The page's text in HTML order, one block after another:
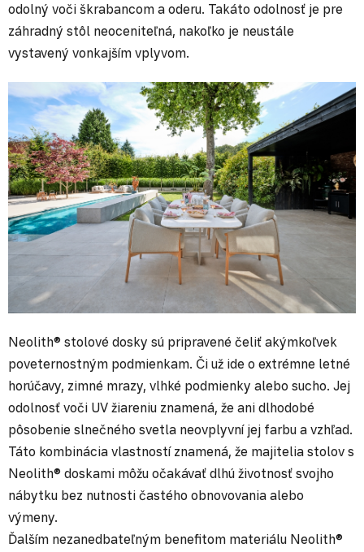
odolný voči škrabancom a oderu. Takáto odolnosť je pre
záhradný stôl neoceniteľná, nakoľko je neustále
vystavený vonkajším vplyvom.
Neolith® stolové dosky sú pripravené čeliť akýmkoľvek
poveternostným podmienkam. Či už ide o extrémne letné
horúčavy, zimné mrazy, vlhké podmienky alebo sucho. Jej
odolnosť voči UV žiareniu znamená, že ani dlhodobé
pôsobenie slnečného svetla neovplyvní jej farbu a vzhľad.
Táto kombinácia vlastností znamená, že majitelia stolov s
Neolith® doskami môžu očakávať dlhú životnosť svojho
nábytku bez nutnosti častého obnovovania alebo
výmeny.
Ďalším nezanedbateľným benefitom materiálu Neolith®